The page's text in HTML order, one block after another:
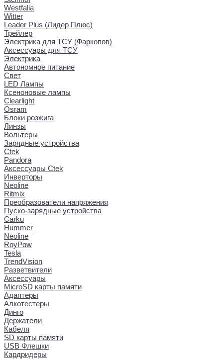
Westfalia
Witter
Leader Plus (Лидер Плюс)
Трейлер
Электрика для ТСУ (Фаркопов)
Аксессуары для ТСУ
Электрика
Автономное питание
Свет
LED Лампы
Ксеноновые лампы
Clearlight
Osram
Блоки розжига
Линзы
Вольтеры
Зарядные устройства
Ctek
Pandora
Аксессуары Ctek
Инверторы
Neoline
Ritmix
Преобразователи напряжения
Пуско-зарядные устройства
Carku
Hummer
Neoline
RoyPow
Tesla
TrendVision
Разветвители
Аксессуары
MicroSD карты памяти
Адаптеры
Алкотестеры
Динго
Держатели
Кабеля
SD карты памяти
USB Флешки
Кардридеры